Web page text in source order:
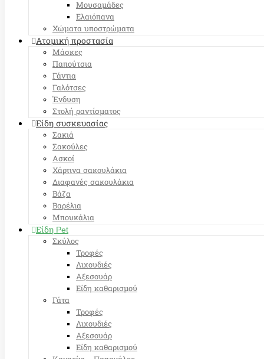
Μουσαμάδες
Ελαιόπανα
Χώματα υποστρώματα
Ατομική προστασία
Μάσκες
Παπούτσια
Γάντια
Γαλότσες
Ένδυση
Στολή ραντίσματος
Είδη συσκευασίας
Σακιά
Σακούλες
Ασκοί
Χάρτινα σακουλάκια
Διαφανές σακουλάκια
Βάζα
Βαρέλια
Μπουκάλια
Είδη Pet
Σκύλος
Τροφές
Λιχουδιές
Αξεσουάρ
Είδη καθαρισμού
Γάτα
Τροφές
Λιχουδιές
Αξεσουάρ
Είδη καθαρισμού